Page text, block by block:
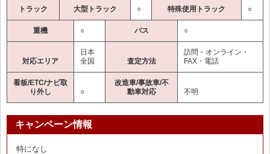
トラック 大型トラック ○ 特殊使用トラック ○
重機 ○ バス ○
対応エリア
日本
全国
査定方法
訪問・オンライン・
FAX・電話
看板/ETC/ナビ取
り外し
○
改造車/事故車/不
動車対応
不明
キャンペーン情報
特になし